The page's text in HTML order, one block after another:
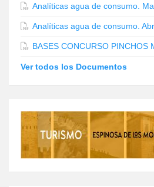
Analíticas agua de consumo.
Analíticas agua de consumo.
BASES CONCURSO PINCHOS
Ver todos los Documentos